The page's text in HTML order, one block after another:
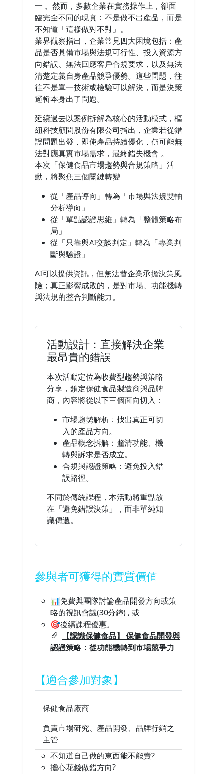
一 。然而，多數企業在實務操作上，卻面
臨完全不同的現實：不是做不出產品，而是
不知道「這樣做對不對」。
業界觀察指出，企業常見四大困境包括：產
品是否具備市場與法規可行性、投入資源方
向錯誤、無法回應客戶合規要求，以及無法
清楚定義自身產品競爭優勢。這些問題，往
往不是單一技術或檢驗可以解決，而是決策
邏輯本身出了問題。
延續過去以案例拆解為核心的活動模式，樞
紐科技顧問股份有限公司指出，企業若從錯
誤問題出發，即使產品持續優化，仍可能無
法對應真實市場需求，最終錯失機會 。
本次「保健食品市場趨勢與合規策略」活
動，將聚焦三個關鍵轉變：
從「產品導向」轉為「市場與法規雙軸
分析導向」
從「單點認證思維」轉為「整體策略布
局」
從「只靠與AI交談判定」轉為「專業判
斷與驗證」
AI可以提供資訊，但無法替企業承擔決策風
險；真正影響成敗的，是對市場、功能機轉
與法規的整合判斷能力。
活動設計：直接解決企業
最昂貴的錯誤
本次活動定位為收費型趨勢與策略
分享，鎖定保健食品製造商與品牌
商，內容將從以下三個面向切入：
市場趨勢解析：找出真正可切
入的產品方向。
產品概念拆解：釐清功能、機
轉與訴求是否成立。
合規與認證策略：避免投入錯
誤路徑。
不同於傳統課程，本活動將重點放
在「避免錯誤決策」，而非單純知
識傳遞。
參與者可獲得的實質價值
📊免費與團隊討論產品開發方向或策
略的視訊會議(30分鐘) , 或
🎯後續課程優惠。
【認識保健食品】 保健食品開發與
認證策略：從功能機轉到市場競爭力
【適合參加對象】
保健食品廠商
負責市場研究、產品開發、品牌行銷之
主管
不知道自己做的東西能不能賣?
擔心花錢做錯方向?